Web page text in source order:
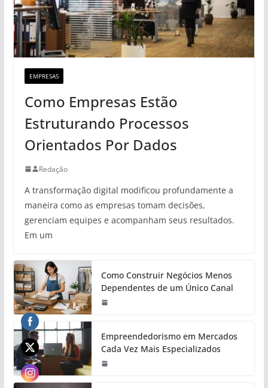
EMPRESAS
Como Empresas Estão
Estruturando Processos
Orientados Por Dados
Redação
A transformação digital modificou profundamente a
maneira como as empresas tomam decisões,
gerenciam equipes e acompanham seus resultados.
Em um
Como Construir Negócios Menos
Dependentes de um Único Canal
Empreendedorismo em Mercados
Cada Vez Mais Especializados